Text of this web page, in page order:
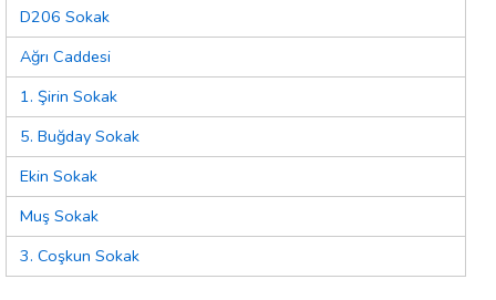
D206 Sokak
Ağrı Caddesi
1. Şirin Sokak
5. Buğday Sokak
Ekin Sokak
Muş Sokak
3. Coşkun Sokak